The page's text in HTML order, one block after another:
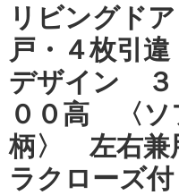
リビングド
戸・４枚引
デザイン ３
００高 〈ソ
柄〉 左右
ラクローズ付